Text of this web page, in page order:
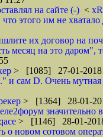
на сайте (-) <
этого им не
их договор на
месяц на это даром",
> [1085] 27-01-2018
и сам D. Очень
> [1364] 28-01-
> [1146] 28-01-
о новом сотовом